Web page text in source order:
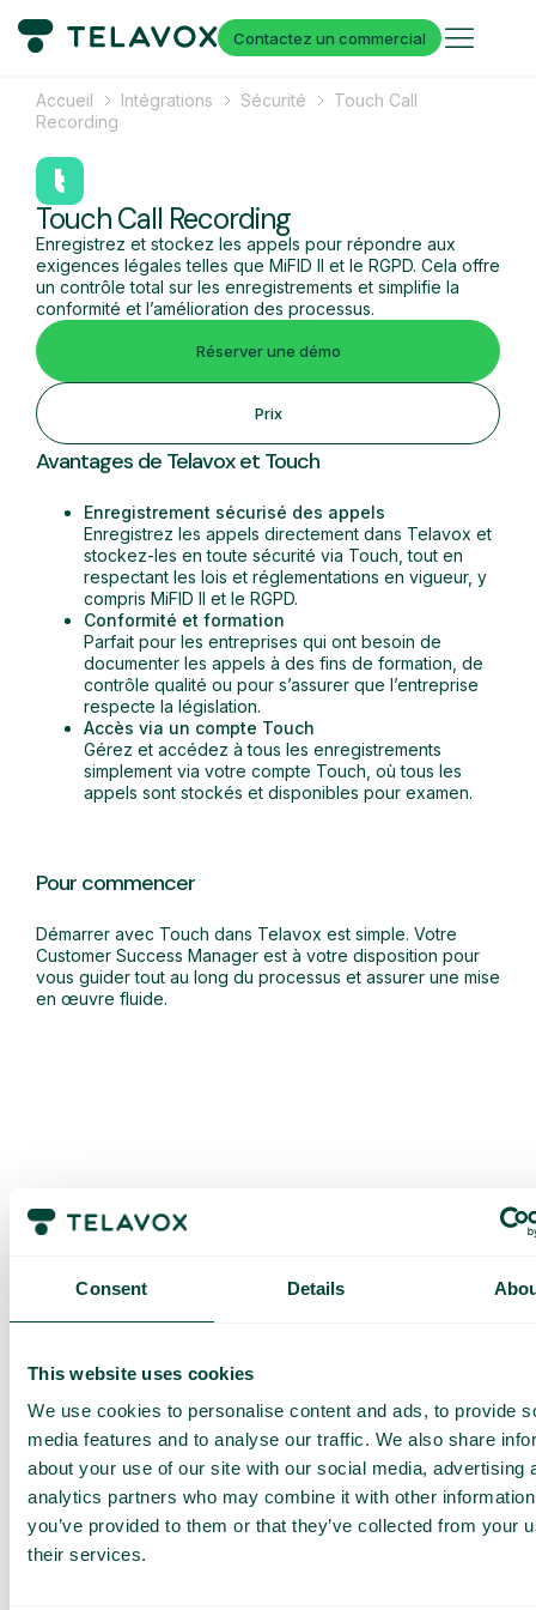
Consent Details
This website uses cookies
We use cookies to personalise content and ads, to provide
media features and to analyse our traffic. We also share
about your use of our site with our social media, advertising
analytics partners who may combine it with other
you’ve provided to them or that they’ve collected from your
their services.
Contactez un commercial
Accueil Intégrations Sécurité
Touch Call
Recording
Touch Call Recording
Enregistrez et stockez les appels pour répondre aux
exigences légales telles que MiFID II et le RGPD. Cela offre
un contrôle total sur les enregistrements et simplifie la
conformité et l’amélioration des processus.
Réserver une démo
Prix
Avantages de Telavox et Touch
Enregistrement sécurisé des appels
Enregistrez les appels directement dans Telavox et
stockez-les en toute sécurité via Touch, tout en
respectant les lois et réglementations en vigueur, y
compris MiFID II et le RGPD.
Conformité et formation
Parfait pour les entreprises qui ont besoin de
documenter les appels à des fins de formation, de
contrôle qualité ou pour s’assurer que l’entreprise
respecte la législation.
Accès via un compte Touch
Gérez et accédez à tous les enregistrements
simplement via votre compte Touch, où tous les
appels sont stockés et disponibles pour examen.
Pour commencer
Démarrer avec Touch dans Telavox est simple. Votre
Customer Success Manager est à votre disposition pour
vous guider tout au long du processus et assurer une mise
en œuvre fluide.
Obtenez une
démo et un
personnalisés
Présentation de nos
services
Devis adapté à votre
entreprise
Découvrez ce que
Telavox peut apporter à